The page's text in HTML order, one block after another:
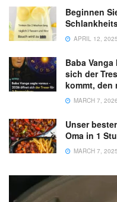
Beginnen
APRIL 12, 2025
Baba
sich der
kommt, den
MARCH 7, 2026
Unser
Oma in 1
MARCH 7, 2025